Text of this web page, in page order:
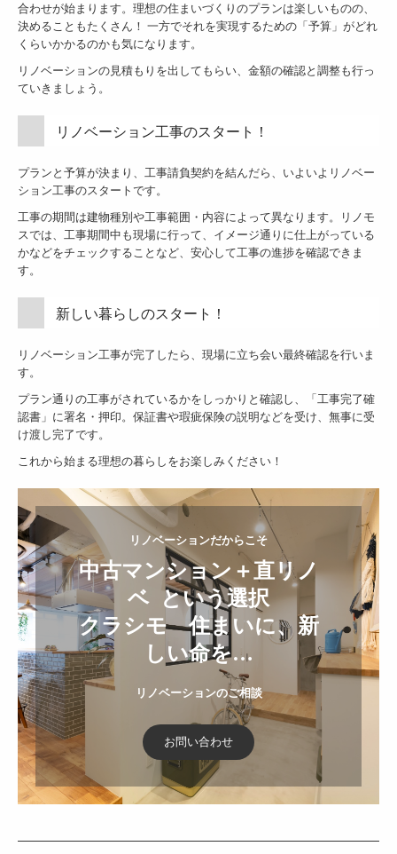
お客様の声
リノモス メディア
よくある質問
取扱いメーカー
営業支援（会社紹介プレゼン）
合わせが始まります。理想の住まいづくりのプランは楽しいものの、
決めることもたくさん！ 一方でそれを実現するための「予算」がどれ
くらいかかるのかも気になります。
リノベーションの見積もりを出してもらい、金額の確認と調整も行っ
ていきましょう。
リノベーション工事のスタート！
プランと予算が決まり、工事請負契約を結んだら、いよいよリノベー
ション工事のスタートです。
工事の期間は建物種別や工事範囲・内容によって異なります。リノモ
スでは、工事期間中も現場に行って、イメージ通りに仕上がっている
かなどをチェックすることなど、安心して工事の進捗を確認できま
す。
新しい暮らしのスタート！
リノベーション工事が完了したら、現場に立ち会い最終確認を行いま
す。
プラン通りの工事がされているかをしっかりと確認し、「工事完了確
認書」に署名・押印。保証書や瑕疵保険の説明などを受け、無事に受
け渡し完了です。
これから始まる理想の暮らしをお楽しみください！
中古マンション＋直リノ
ベ  という選択
クラシモ　住まいに、新
しい命を…
リノベーションのご相談
お問い合わせ